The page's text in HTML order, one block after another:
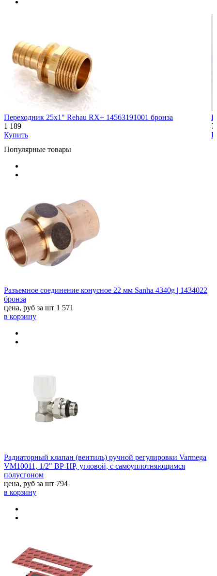
Переходник 25x1" Rehau RX+ 14563191001 бронза
1 189
Купить
Популярные товары
Разъемное соединение конусное 22 мм Sanha 4340g | 1434022
бронза
цена, руб за шт 1 571
в корзину
Радиаторный клапан (вентиль) ручной регулировки Varmega
VM10011, 1/2" ВР-НР, угловой, с самоуплотняющимся
полусгоном
цена, руб за шт 794
в корзину